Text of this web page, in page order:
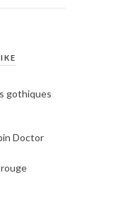
gothiques
Doctor